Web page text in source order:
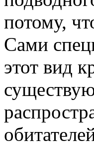
потому,
Сами
этот вид